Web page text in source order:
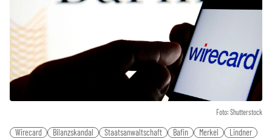
Foto: Shutterstock
Wirecard Bilanzskandal Staatsanwaltschaft Bafin Merkel
Lindner